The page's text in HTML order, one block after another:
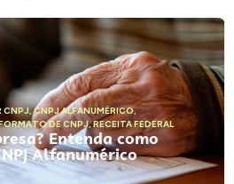
CNPJ,CNPJ ALFANUMÉRICO,
DE CNPJ,RECEITA FEDERAL
Entenda como
Alfanumérico